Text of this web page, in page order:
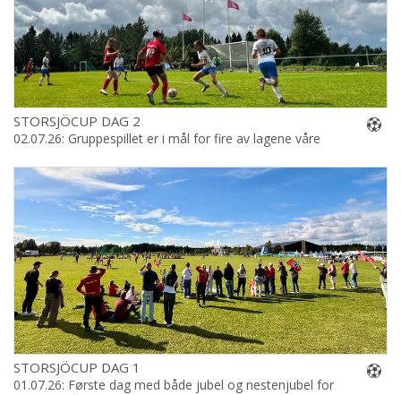
STORSJÖCUP DAG 2
02.07.26: Gruppespillet er i mål for fire av lagene våre
STORSJÖCUP DAG 1
01.07.26: Første dag med både jubel og nestenjubel for